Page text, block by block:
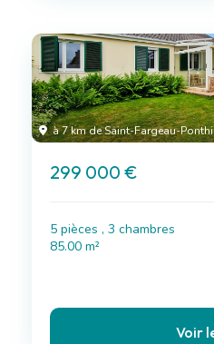
à 7 km de Saint-Fargeau-
299 000 €
5 pièces , 3 chambres
85.00 m²
Voir